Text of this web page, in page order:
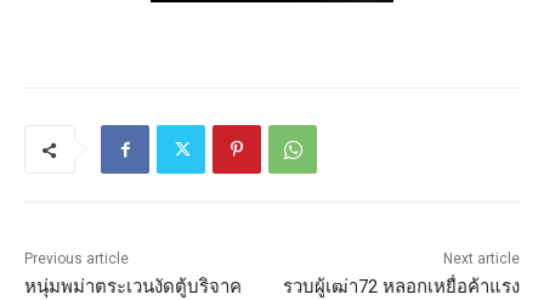
Previous article
หนุ่มพม่าตระเวนงัดตู้บริจาค
Next article
รวบผู้เฒ่า72 หลอกเหยื่อค้าแรง